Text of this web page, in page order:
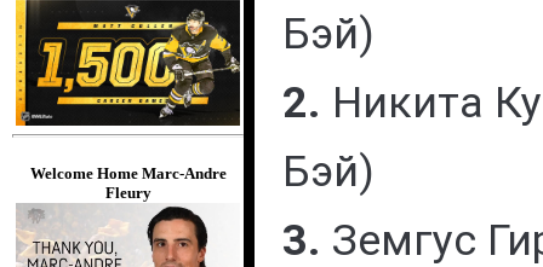
Welcome Home Marc-Andre
Fleury
Бэй)
2. Никита
Бэй)
3. Земгус